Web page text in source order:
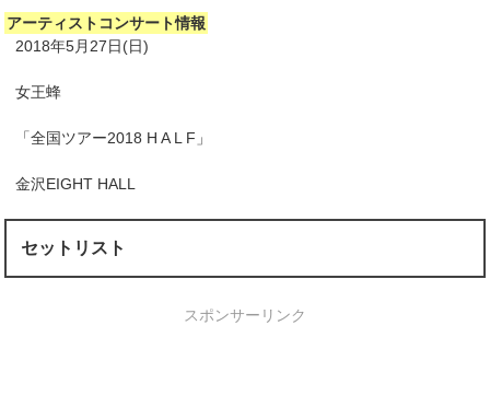
アーティストコンサート情報
2018年5月27日(日)
女王蜂
「全国ツアー2018 H A L F」
金沢EIGHT HALL
セットリスト
スポンサーリンク